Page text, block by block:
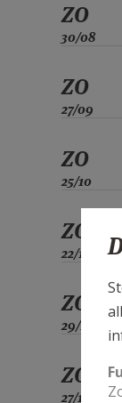
ZO
30/08
ZO
27/09
ZO
25/10
ZO
22/11
ZO
29/11
ZO
27/12